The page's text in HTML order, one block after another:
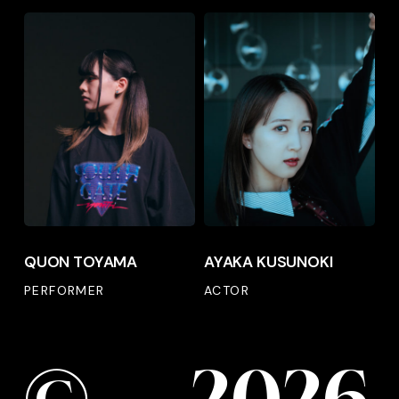
TOYAMA
PERFORMER
QUON TOYAMA
AYAKA
KUSUNOKI
KUSUNOKI
ACTOR
AYAKA KUSUNOKI